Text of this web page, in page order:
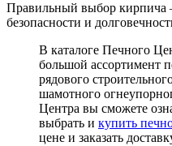
Правильный выбор кирпича
безопасности и
В каталоге Печного
большой ассортимент
рядового
шамотного
Центра вы сможете
выбрать и купить
цене и заказать